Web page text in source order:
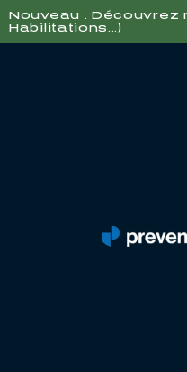
Nouveau : Découvrez
Habilitations...)